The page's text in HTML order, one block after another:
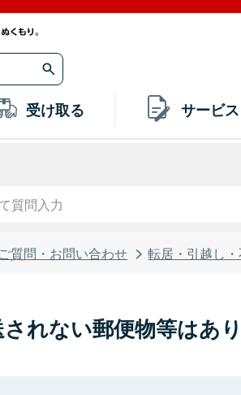
受け取る サービ
質問・お問い合わせ 転居・引越し
れない郵便物等はあ